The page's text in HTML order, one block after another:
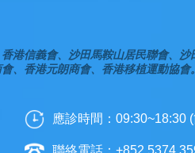
港信義會、沙田馬鞍山居民聯會、
、香港元朗商會、香港移植運動協會。
應診時間：09:30~18:30
聯絡電話：+852 5374